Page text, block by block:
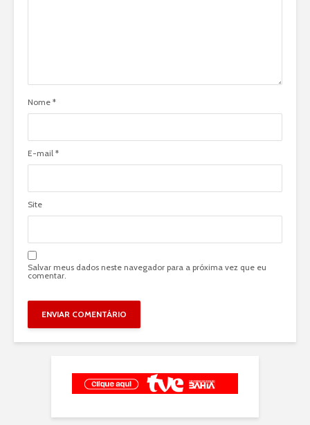
Nome *
E-mail *
Site
Salvar meus dados neste navegador para a próxima vez que eu
comentar.